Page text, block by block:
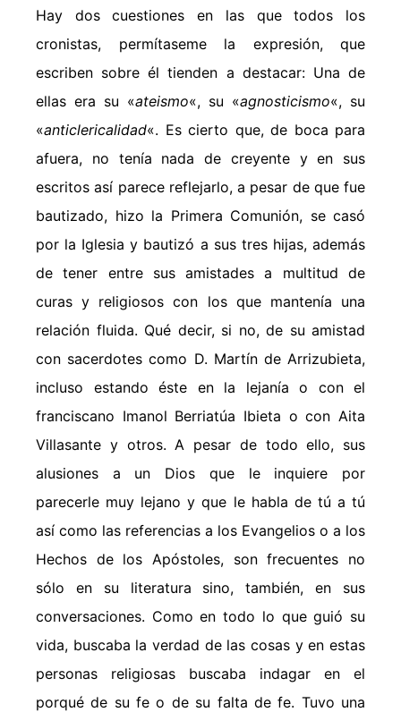
Hay dos cuestiones en las que todos los
cronistas, permítaseme la expresión, que
escriben sobre él tienden a destacar: Una de
ellas era su «ateismo«, su «agnosticismo«, su
«anticlericalidad«. Es cierto que, de boca para
afuera, no tenía nada de creyente y en sus
escritos así parece reflejarlo, a pesar de que fue
bautizado, hizo la Primera Comunión, se casó
por la Iglesia y bautizó a sus tres hijas, además
de tener entre sus amistades a multitud de
curas y religiosos con los que mantenía una
relación fluida. Qué decir, si no, de su amistad
con sacerdotes como D. Martín de Arrizubieta,
incluso estando éste en la lejanía o con el
franciscano Imanol Berriatúa Ibieta o con Aita
Villasante y otros. A pesar de todo ello, sus
alusiones a un Dios que le inquiere por
parecerle muy lejano y que le habla de tú a tú
así como las referencias a los Evangelios o a los
Hechos de los Apóstoles, son frecuentes no
sólo en su literatura sino, también, en sus
conversaciones. Como en todo lo que guió su
vida, buscaba la verdad de las cosas y en estas
personas religiosas buscaba indagar en el
porqué de su fe o de su falta de fe. Tuvo una